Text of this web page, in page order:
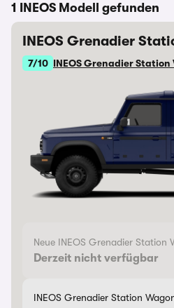
1 INEOS Modell gefunden
INEOS Grenadier
7/10 INEOS Grenadier
Neue INEOS Grenadier Station
Derzeit nicht verfügbar
INEOS Grenadier Station